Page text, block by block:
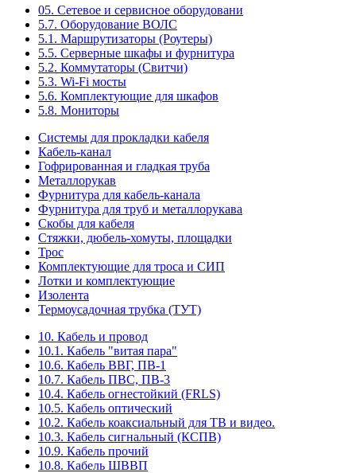
05. Сетевое и сервисное оборудовани
5.7. Оборудование ВОЛС
5.1. Маршрутизаторы (Роутеры)
5.5. Серверные шкафы и фурнитура
5.2. Коммутаторы (Свитчи)
5.3. Wi-Fi мосты
5.6. Комплектующие для шкафов
5.8. Мониторы
Системы для прокладки кабеля
Кабель-канал
Гофрированная и гладкая труба
Металлорукав
Фурнитура для кабель-канала
Фурнитура для труб и металлорукава
Скобы для кабеля
Стяжки, дюбель-хомуты, площадки
Трос
Комплектующие для троса и СИП
Лотки и комплектующие
Изолента
Термоусадочная трубка (ТУТ)
10. Кабель и провод
10.1. Кабель "витая пара"
10.6. Кабель ВВГ, ПВ-1
10.7. Кабель ПВС, ПВ-3
10.4. Кабель огнестойкий (FRLS)
10.5. Кабель оптический
10.2. Кабель коаксиальный для ТВ и видео.
10.3. Кабель сигнальный (КСПВ)
10.9. Кабель прочий
10.8. Кабель ШВВП